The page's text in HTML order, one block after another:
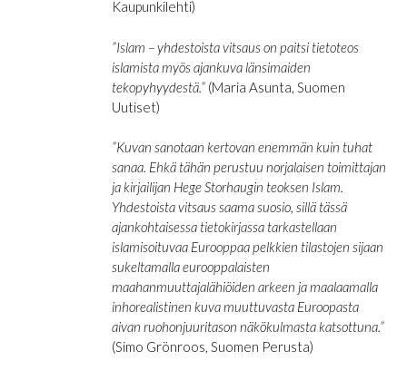
Kaupunkilehti)
”Islam – yhdestoista vitsaus on paitsi tietoteos
islamista myös ajankuva länsimaiden
tekopyhyydestä.”(Maria Asunta, Suomen
Uutiset)
”Kuvan sanotaan kertovan enemmän kuin tuhat
sanaa. Ehkä tähän perustuu norjalaisen toimittajan
ja kirjailijan Hege Storhaugin teoksen Islam.
Yhdestoista vitsaus saama suosio, sillä tässä
ajankohtaisessa tietokirjassa tarkastellaan
islamisoituvaa Eurooppaa pelkkien tilastojen sijaan
sukeltamalla eurooppalaisten
maahanmuuttajalähiöiden arkeen ja maalaamalla
inhorealistinen kuva muuttuvasta Euroopasta
aivan ruohonjuuritason näkökulmasta katsottuna.”
(Simo Grönroos, Suomen Perusta)